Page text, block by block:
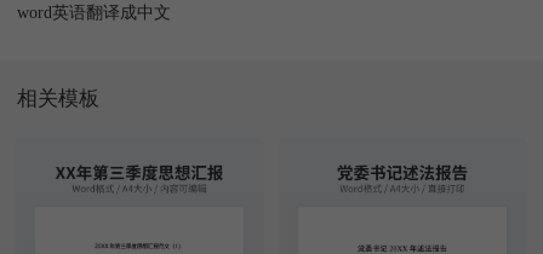
word英语翻译成中文
相关模板